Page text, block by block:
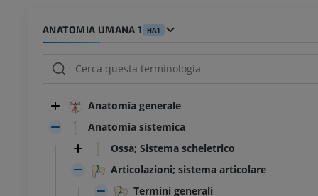
ANATOMIA UMANA 1 HA1
Anatomia generale
Anatomia sistemica
Ossa; Sistema scheletrico
Articolazioni; sistema articolare
Termini generali